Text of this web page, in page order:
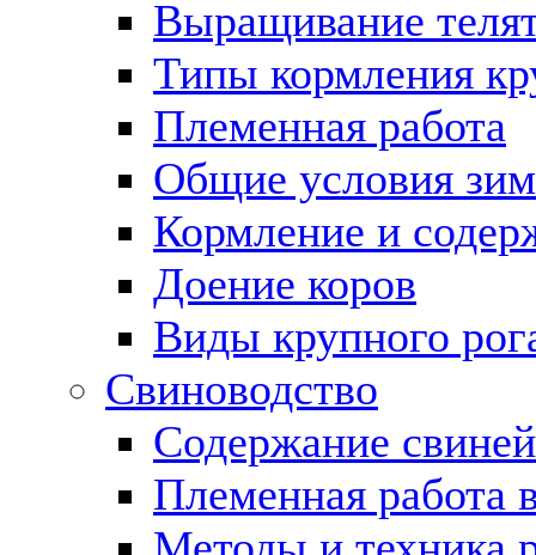
Выращивание
Типы кормления
Племенная работа
Общие условия
Кормление и
Доение коров
Виды крупного
Свиноводство
Содержание
Племенная работа